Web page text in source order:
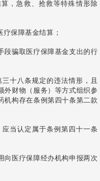
，急救、抢救等特殊情形除
疗保障基金结算；
段骗取医疗保障基金支出的行
十八条规定的违法情形，且
外财物（服务）等方式组织参
机构存在条例第四十条第二款
当认定属于条例第四十一条
向医疗保障经办机构申报两次